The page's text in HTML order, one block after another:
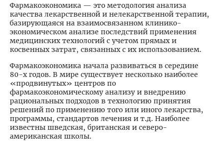
Фармакоэкономика — это методология анализа
качества лекарственной и нелекарственной терапии,
базирующаяся на взаимосвязанном клинико-
экономическом анализе последствий применения
медицинских технологий с учетом прямых и
косвенных затрат, связанных с их использованием.
Фармакоэкономика начала развиваться в середине
80-х годов. В мире существует несколько наиболее
«продвинутых» центров по
фармакоэкономическому анализу и внедрению
рациональных подходов в технологию принятия
решений по применению того или иного лекарства,
программы, стандартов лечения и т.д. Наиболее
известны шведская, британская и северо-
американская школы.